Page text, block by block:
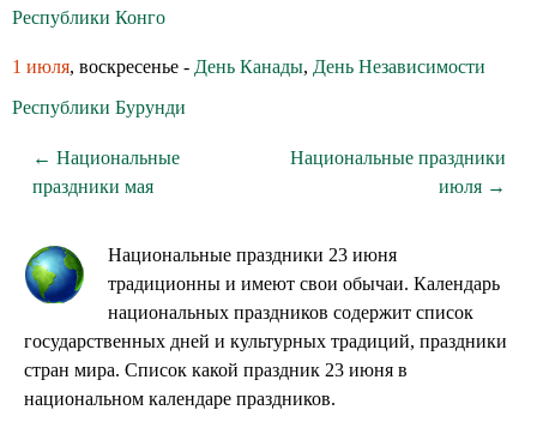
Республики Конго
1 июля, воскресенье - День Канады, День Независимости
Республики Бурунди
← Национальные
праздники мая
Национальные праздники
июля →
Национальные праздники 23 июня
традиционны и имеют свои обычаи. Календарь
национальных праздников содержит список
государственных дней и культурных традиций, праздники
стран мира. Список какой праздник 23 июня в
национальном календаре праздников.